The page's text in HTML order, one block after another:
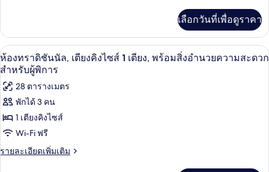
เกี่ยว
กับ
ห้อง
สวี
ห้อง
เลือกวันที่เพื่อดูราคา
เปิด
ภาพถ่าย
ทั้งหมด
ของ
ห้อง
ทราดิ
ชัน
เครื่องนอนระดับพรีเมียม, ผ้านวมขนเ
9
ห้องทราดิชันนัล, เตียงคิงไซส์ 1 เตียง, พร้อมสิ่งอำนวยความสะดวก
สำหรับผู้พิการ
28 ตารางเมตร
พักได้ 3 คน
1 เตียงคิงไซส์
Wi-Fi ฟรี
รายละเอียดเพิ่มเติม
ราย